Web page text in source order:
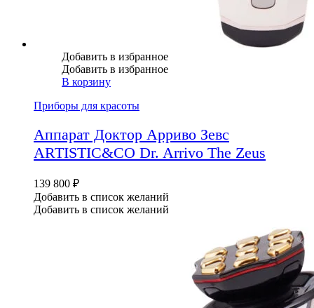
Добавить в избранное
Добавить в избранное
В корзину
Приборы для красоты
Аппарат Доктор Арриво Зевс
ARTISTIC&CO Dr. Arrivo The Zeus
139 800 ₽
Добавить в список желаний
Добавить в список желаний